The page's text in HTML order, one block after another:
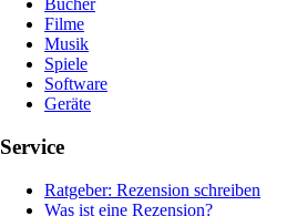
Bücher
Filme
Musik
Spiele
Software
Geräte
Service
Ratgeber: Rezension schreiben
Was ist eine Rezension?